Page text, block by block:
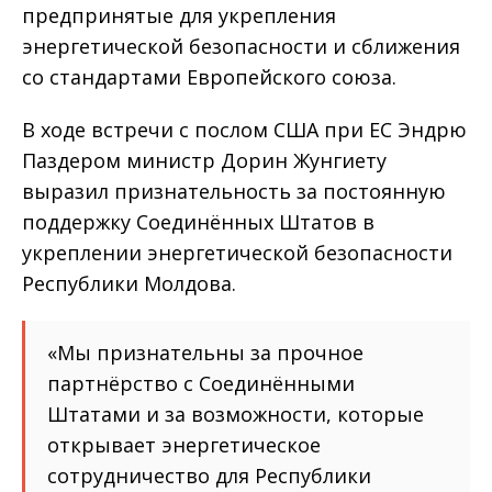
предпринятые для укрепления
энергетической безопасности и сближения
со стандартами Европейского союза.
В ходе встречи с послом США при ЕС Эндрю
Паздером министр Дорин Жунгиету
выразил признательность за постоянную
поддержку Соединённых Штатов в
укреплении энергетической безопасности
Республики Молдова.
«Мы признательны за прочное
партнёрство с Соединёнными
Штатами и за возможности, которые
открывает энергетическое
сотрудничество для Республики